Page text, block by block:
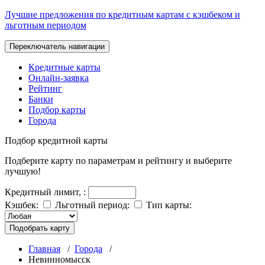
Лучшие предложения по кредитным картам с кэшбеком и
льготным периодом
Переключатель навигации
Кредитные карты
Онлайн-заявка
Рейтинг
Банки
Подбор карты
Города
Подбор кредитной карты
Подберите карту по параметрам и рейтингу и выберите
лучшую!
Кредитный лимит, :
Кэшбек:
Льготный период: Тип карты:
Подобрать карту
Главная / Города /
Невинномысск